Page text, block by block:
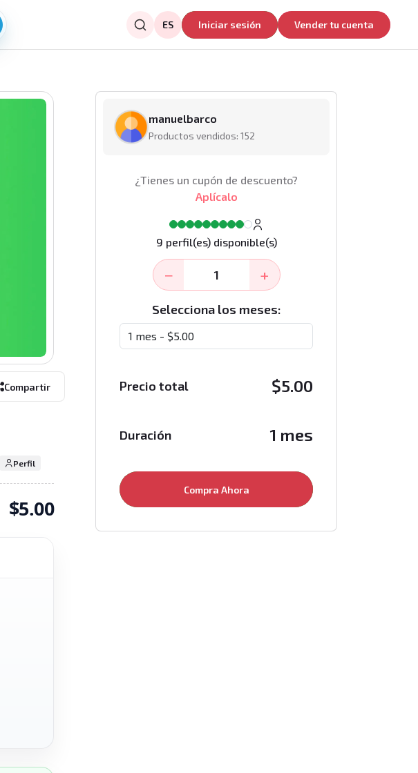
ES Iniciar sesión Vender tu cuenta
Compartir
Perfil
$5.00
manuelbarco
Productos vendidos: 152
¿Tienes un cupón de descuento?
Aplícalo
9 perfil(es) disponible(s)
− +
Selecciona los meses:
Precio total $5.00
Duración 1 mes
Compra Ahora